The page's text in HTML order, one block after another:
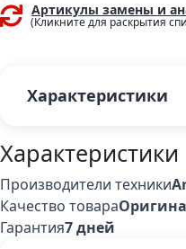
Артикулы замены и
Характеристики
Характеристики
Производители техники
Качество товара
Гарантия7 дней